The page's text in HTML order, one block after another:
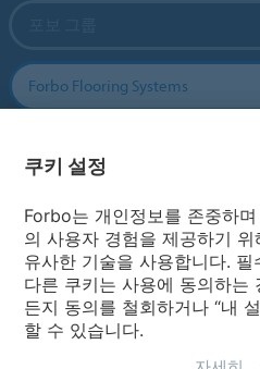
Forbo Flooring Systems
국가
국가 선택
쿠키 설정
Forbo는 개인정보를 존중하
의 사용자 경험을 제공하기
유사한 기술을 사용합니다.
다른 쿠키는 사용에 동의하는
든지 동의를 철회하거나 “내
할 수 있습니다.